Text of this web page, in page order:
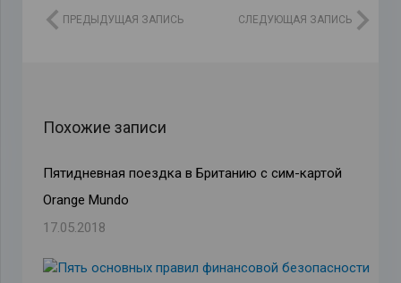
ПРЕДЫДУЩАЯ ЗАПИСЬ СЛЕДУЮЩАЯ ЗАПИСЬ
Похожие записи
Пятидневная поездка в Британию с сим-картой
Orange Mundo
17.05.2018